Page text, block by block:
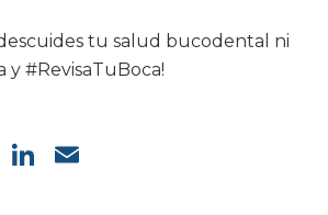
tu salud bucodental ni
y #RevisaTuBoca!
X
Li